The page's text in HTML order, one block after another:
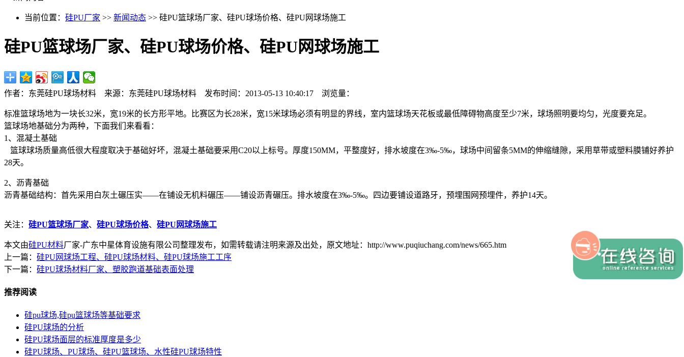
当前位置： 硅PU厂家 >> 新闻动态 >> 硅PU篮球场厂家、硅PU球场价格、硅PU网球场施工
硅PU篮球场厂家、硅PU球场价格、硅PU网球场施工
作者：东莞硅PU球场材料 来源：东莞硅PU球场材料 发布时间：2013-05-13 10:40:17 浏览量：
标准篮球场地为一块长32米，宽19米的长方形平地。比赛区为长28米，宽15米球场必须有明显的界线，室内篮球场天花板或最低障碍物高度至少7米，球场照明要均匀，光度要充足。
篮球场地基础分为两种，下面我们来看看：
1、混凝土基础
篮球球场质量高低很大程度取决于基础好坏，混凝土基础要采用C20以上标号。厚度150MM，平整度好，排水坡度在3‰-5‰，球场中间留条5MM的伸缩缝隙，采用草带或塑料膜铺好养护
28天。
2、沥青基础
沥青基础结构：首先采用白灰土碾压实——在铺设无机料碾压——铺设沥青碾压。排水坡度在3‰-5‰。四边要铺设道路牙，预埋围网预埋件，养护14天。
关注： 硅PU篮球场厂家、 硅PU球场价格、 硅PU网球场施工
本文由硅PU材料厂家-广东中星体育设施有限公司整理发布，如需转载请注明来源及出处，原文地址：http://www.puqiuchang.com/news/665.htm
上一篇： 硅PU网球场工程、硅PU球场材料、硅PU球场施工工序
下一篇： 硅PU球场材料厂家、塑胶跑道基础表面处理
推荐阅读
硅pu球场,硅pu篮球场等基础要求
硅PU球场的分析
硅PU球场面层的标准厚度是多少
硅PU球场、PU球场、硅PU篮球场、水性硅PU球场特性